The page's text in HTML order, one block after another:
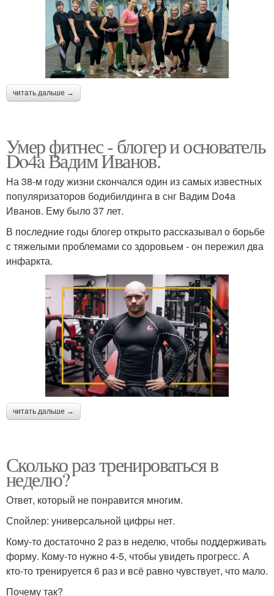
читать дальше →
Умер фитнес - блогер и основатель
Do4a Вадим Иванов.
На 38-м году жизни скончался один из самых известных
популяризаторов бодибилдинга в снг Вадим Do4a
Иванов. Ему было 37 лет.
В последние годы блогер открыто рассказывал о борьбе
с тяжелыми проблемами со здоровьем - он пережил два
инфаркта.
читать дальше →
Сколько раз тренироваться в
неделю?
Ответ, который не понравится многим.
Спойлер: универсальной цифры нет.
Кому-то достаточно 2 раз в неделю, чтобы поддерживать
форму. Кому-то нужно 4-5, чтобы увидеть прогресс. А
кто-то тренируется 6 раз и всё равно чувствует, что мало.
Почему так?